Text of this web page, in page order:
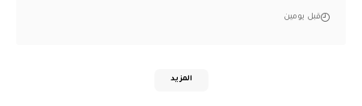
قبل يومين
المزيد